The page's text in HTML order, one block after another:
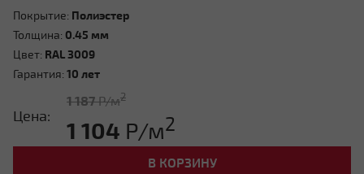
Покрытие: Полиэстер
Толщина: 0.45 мм
Цвет: RAL 3009
Гарантия: 10 лет
Цена:
1 187Р/м2
1 104 Р/м2
В КОРЗИНУ